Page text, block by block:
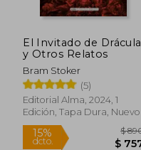
El Invitado de Drácula
y Otros Relatos
Bram Stoker
(5)
Editorial Alma, 2024, 1
Edición, Tapa Dura, Nuevo